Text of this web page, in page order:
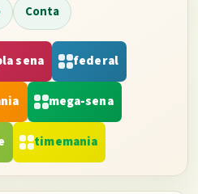
Conta
sena federal
mega-sena
timemania